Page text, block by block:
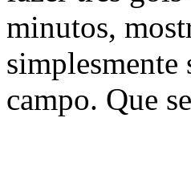
minutos,
simplesmente
campo. Que